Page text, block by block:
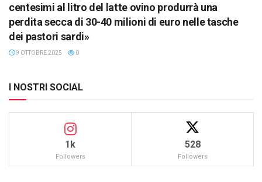
centesimi al litro del latte ovino produrrà una
perdita secca di 30-40 milioni di euro nelle tasche
dei pastori sardi»
9 OTTOBRE 2025 0
I NOSTRI SOCIAL
1k
Followers
528
Followers